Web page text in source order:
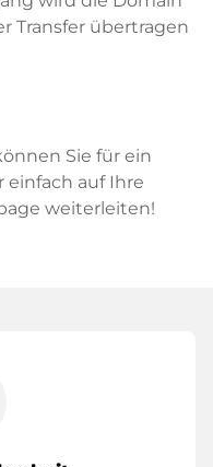
Transfer übertragen
Sie für ein
einfach auf Ihre
weiterleiten!